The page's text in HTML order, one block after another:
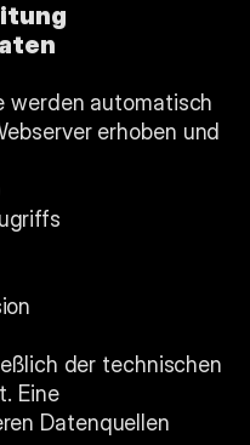
werden automatisch
erhoben und
der technischen
Eine
Datenquellen